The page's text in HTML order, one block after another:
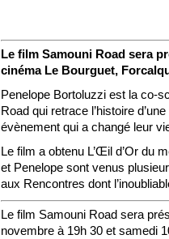
Le film Samouni Road sera
cinéma Le Bourguet,
Penelope Bortoluzzi est la co-
Road qui retrace l’histoire
évènement qui a changé leur
Le film a obtenu L’Œil d’Or du
et Penelope sont venus
aux Rencontres dont
Le film Samouni Road sera
novembre à 19h 30 et samedi